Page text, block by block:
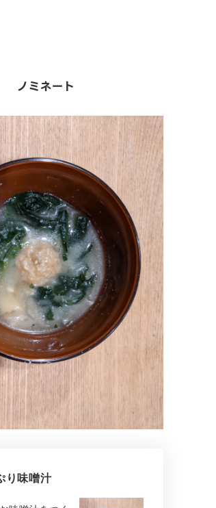
ノミネート
り味噌汁